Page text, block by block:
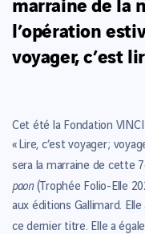
l’opération
voyager, c’est
Cet été la Fondation
« Lire, c’est voyager ;
sera la marraine de cette
paon(Trophée Folio-Elle
aux éditions Gallimard.
ce dernier titre. Elle a